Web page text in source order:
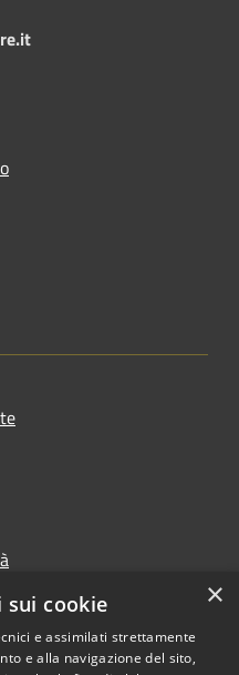
×
cookie
e assimilati strettamente
e alla navigazione del sito,